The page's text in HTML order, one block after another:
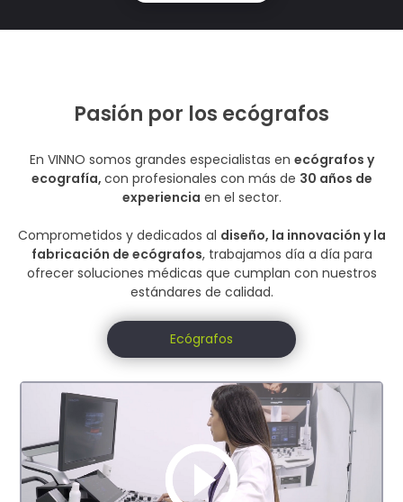
Pasión por los ecógrafos
En VINNO somos grandes especialistas en ecógrafos y
ecografía, con profesionales con más de 30 años de
experiencia en el sector.
Comprometidos y dedicados al diseño, la innovación y la
fabricación de ecógrafos, trabajamos día a día para
ofrecer soluciones médicas que cumplan con nuestros
estándares de calidad.
Ecógrafos